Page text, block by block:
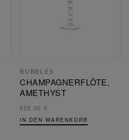
BUBBLES
CHAMPAGNERFLÖTE,
AMETHYST
325,00 €
IN DEN WARENKORB